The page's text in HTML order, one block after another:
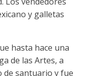
y galletas
hasta hace una
de las Artes, a
de santuario y fue